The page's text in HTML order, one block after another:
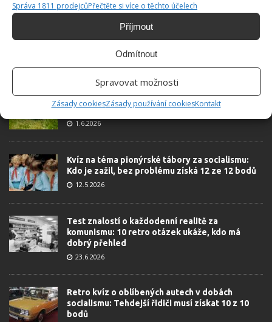
Správa 1811 prodejcůPřečtěte si více o těchto účelech
Příjmout
Odmítnout
Spravovat možnosti
Zásady cookiesZásady používání cookiesKontakt
OBLÍBENÉ ČLÁNKY
Pokuta až 10 000 Kč hrozí za nesprávné sekání i
nesekání trávy. Záleží i na prostředku a lokaci
1.6.2026
Kvíz na téma pionýrské tábory za socialismu:
Kdo je zažil, bez problému získá 12 ze 12 bodů
12.5.2026
Test znalostí o každodenní realitě za
komunismu: 10 retro otázek ukáže, kdo má
dobrý přehled
23.6.2026
Retro kvíz o oblíbených autech v dobách
socialismu: Tehdejší řidiči musí získat 10 z 10
bodů